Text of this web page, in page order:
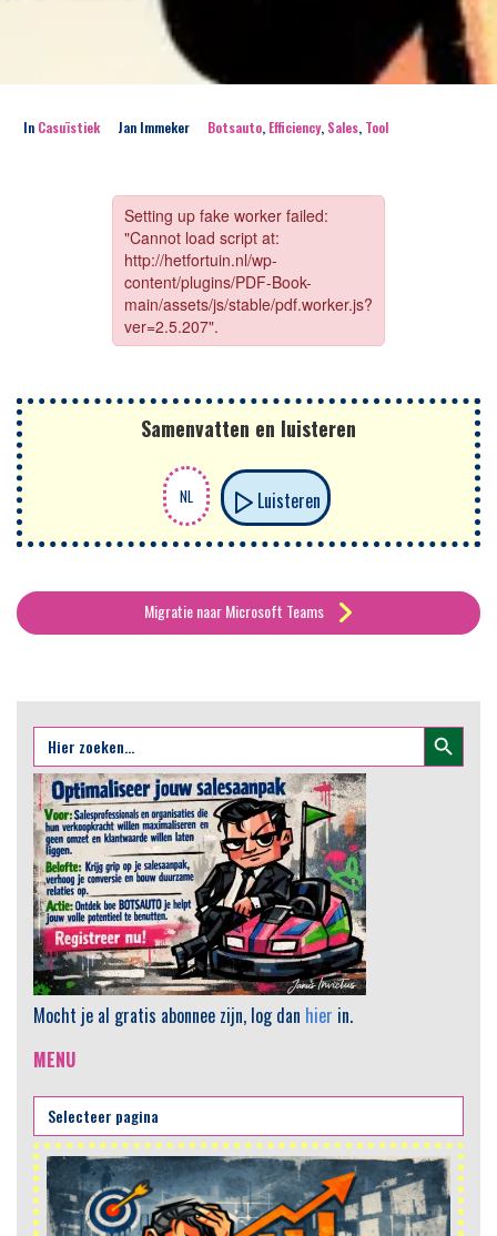
In Casuïstiek Jan Immeker Botsauto, Efficiency, Sales, Tool
Samenvatten en luisteren
Luisteren
Migratie naar Microsoft Teams
Zoek
naar:
Zoekknop
Mocht je al gratis abonnee zijn, log dan hier in.
MENU